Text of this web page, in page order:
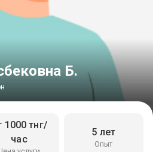
Б.
1000 тнг/
час
Опыт
5 лет